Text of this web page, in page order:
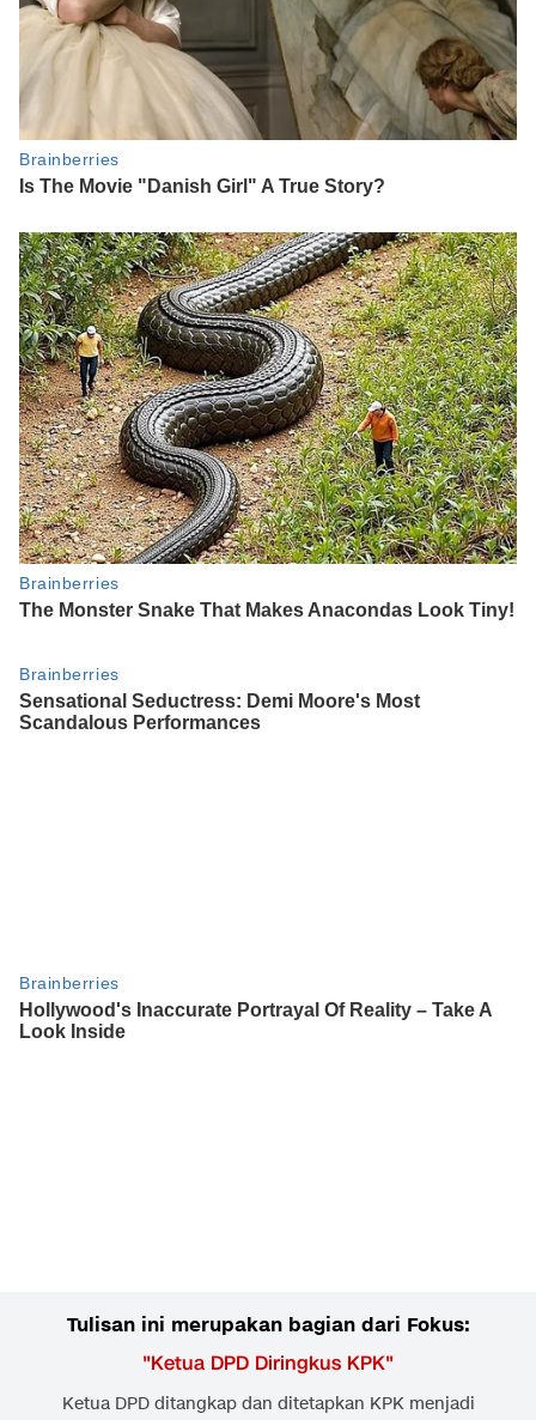
Tulisan ini merupakan bagian dari Fokus:
"Ketua DPD Diringkus KPK"
Ketua DPD ditangkap dan ditetapkan KPK menjadi